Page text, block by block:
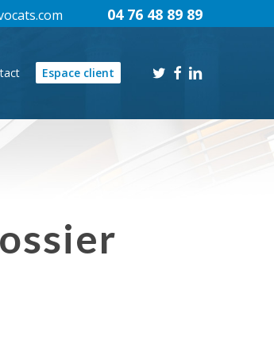
Espace client twitterfacebook
linkedin
04 76 48 89 89